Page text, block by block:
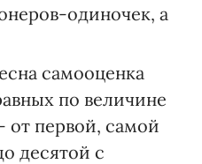
одиночек, а
самооценка
по величине
от первой, самой
десятой с